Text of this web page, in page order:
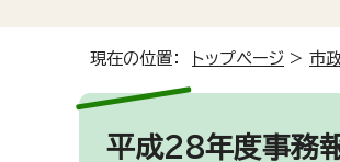
現在の位置： トップページ > 市
平成28年度事務